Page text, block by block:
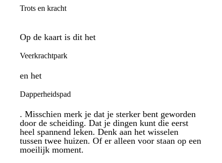
Trots en kracht
Op de kaart is dit het
Veerkrachtpark
en het
Dapperheidspad
. Misschien merk je dat je sterker bent geworden
door de scheiding. Dat je dingen kunt die eerst
heel spannend leken. Denk aan het wisselen
tussen twee huizen. Of er alleen voor staan op een
moeilijk moment.